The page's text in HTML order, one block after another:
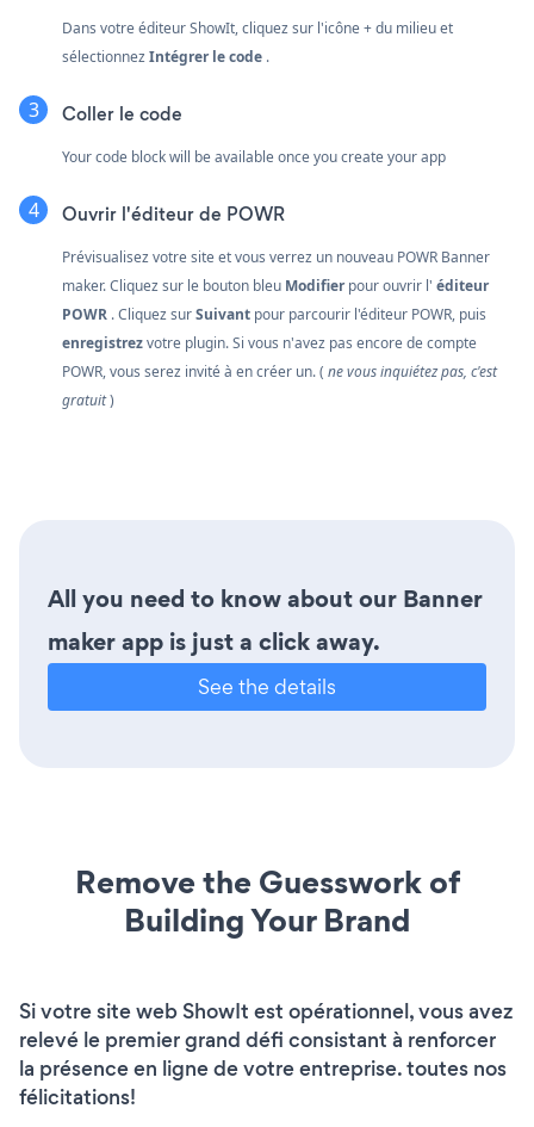
Dans votre éditeur ShowIt, cliquez sur l'icône + du milieu et
sélectionnezIntégrer le code .
Coller le code
Your code block will be available once you create your app
Ouvrir l'éditeur de POWR
Prévisualisez votre site et vous verrez un nouveau POWR Banner
maker. Cliquez sur le bouton bleu Modifierpour ouvrir l' éditeur
POWR . Cliquez surSuivant pour parcourir l'éditeur POWR, puis
enregistrezvotre plugin. Si vous n'avez pas encore de compte
POWR, vous serez invité à en créer un. ( ne vous inquiétez pas, c'est
gratuit)
All you need to know about our Banner
maker app is just a click away.
See the details
Remove the Guesswork of
Building Your Brand
Si votre site web ShowIt est opérationnel, vous avez
relevé le premier grand défi consistant à renforcer
la présence en ligne de votre entreprise. toutes nos
félicitations!